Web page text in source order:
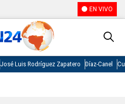
EN VIVO
José Luis Rodríguez Zapatero Díaz-Canel